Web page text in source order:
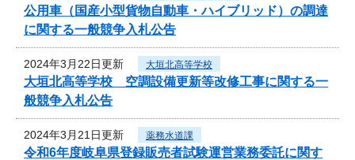
公用車（国産小型貨物自動車・ハイブリッド）の調達
に関する一般競争入札公告
2024年3月22日更新 大垣北高等学校
大垣北高等学校 空調設備更新等改修工事に関する一
般競争入札公告
2024年3月21日更新 薬務水道課
令和6年度岐阜県登録販売者試験運営業務委託に関す